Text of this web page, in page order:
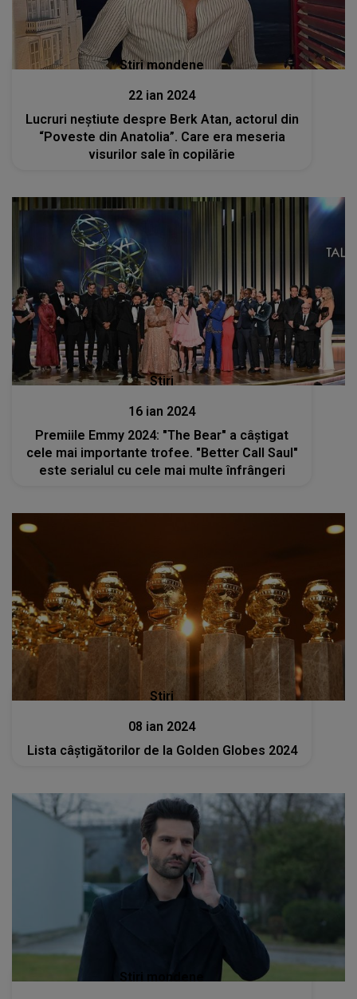
Stiri mondene
22 ian 2024
Lucruri neștiute despre Berk Atan, actorul din
“Poveste din Anatolia”. Care era meseria
visurilor sale în copilărie
Stiri
16 ian 2024
Premiile Emmy 2024: "The Bear" a câștigat
cele mai importante trofee. "Better Call Saul"
este serialul cu cele mai multe înfrângeri
Stiri
08 ian 2024
Lista câștigătorilor de la Golden Globes 2024
Stiri mondene